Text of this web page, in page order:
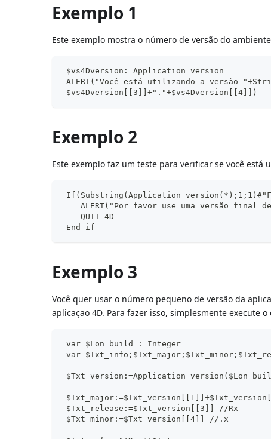
Exemplo 1
Este exemplo mostra o número de versão do
$vs4Dversion:=Application version
ALERT("Você está utilizando a versão
$vs4Dversion[[3]]+"."+$vs4Dversion[[4]])
Exemplo 2
Este exemplo faz um teste para verificar se você está
If(Substring(Application
ALERT("Por favor use uma versão final de
QUIT 4D
End if
Exemplo 3
Você quer usar o número pequeno de versão da
aplicaçao 4D. Para fazer isso, simplesmente execute o
var $Lon_build : Integer
var
$Txt_version:=Application
$Txt_release:=$Txt_version[[3]] //Rx
$Txt_minor:=$Txt_version[[4]] //.x